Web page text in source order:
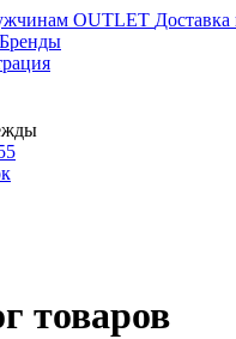
OUTLET Доставка
Бренды
товаров